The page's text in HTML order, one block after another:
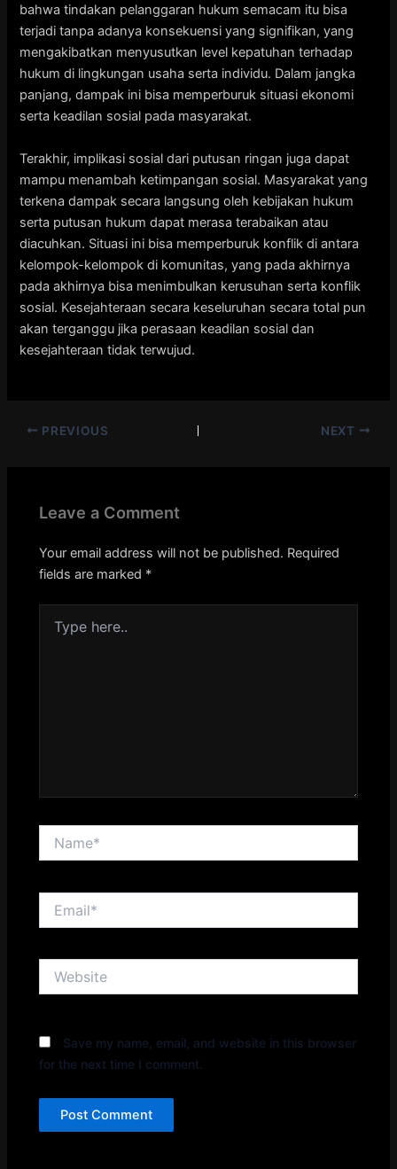
bahwa tindakan pelanggaran hukum semacam itu bisa
terjadi tanpa adanya konsekuensi yang signifikan, yang
mengakibatkan menyusutkan level kepatuhan terhadap
hukum di lingkungan usaha serta individu. Dalam jangka
panjang, dampak ini bisa memperburuk situasi ekonomi
serta keadilan sosial pada masyarakat.
Terakhir, implikasi sosial dari putusan ringan juga dapat
mampu menambah ketimpangan sosial. Masyarakat yang
terkena dampak secara langsung oleh kebijakan hukum
serta putusan hukum dapat merasa terabaikan atau
diacuhkan. Situasi ini bisa memperburuk konflik di antara
kelompok-kelompok di komunitas, yang pada akhirnya
pada akhirnya bisa menimbulkan kerusuhan serta konflik
sosial. Kesejahteraan secara keseluruhan secara total pun
akan terganggu jika perasaan keadilan sosial dan
kesejahteraan tidak terwujud.
PREVIOUS NEXT
Leave a Comment
Your email address will not be published. Required
fields are marked *
here..
Save my name, email, and website in this browser
for the next time I comment.